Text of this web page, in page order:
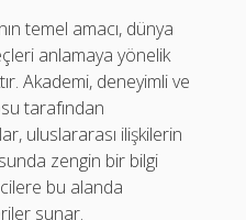
temel amacı, dünya
anlamaya yönelik
Akademi, deneyimli ve
tarafından
uluslararası ilişkilerin
zengin bir bilgi
bu alanda
sunar.